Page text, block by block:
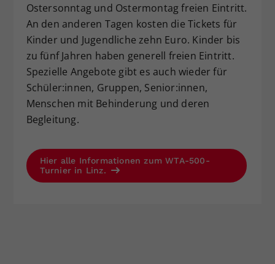
Ostersonntag und Ostermontag freien Eintritt.
An den anderen Tagen kosten die Tickets für
Kinder und Jugendliche zehn Euro. Kinder bis
zu fünf Jahren haben generell freien Eintritt.
Spezielle Angebote gibt es auch wieder für
Schüler:innen, Gruppen, Senior:innen,
Menschen mit Behinderung und deren
Begleitung.
Hier alle Informationen zum WTA-500-
Turnier in Linz.